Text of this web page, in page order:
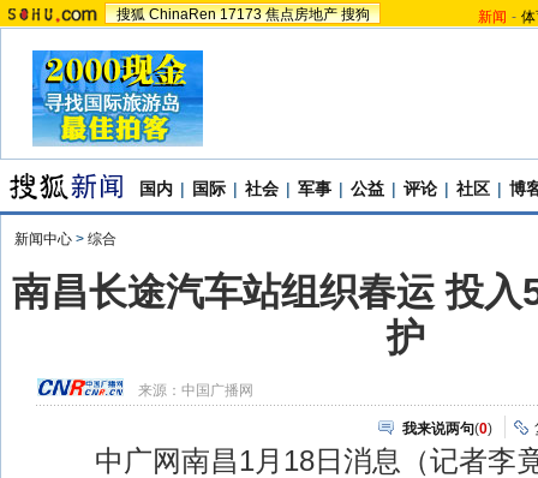
搜狐 ChinaRen 17173 焦点房地产 搜狗 新闻 -
国内 | 国际 | 社会 | 军事 | 公益 | 评论 | 社区 | 博
新闻中心 > 综合
南昌长途汽车站组织春运 投入
护
来源： 中国广播网
我来说两句(0)
中广网南昌1月18日消息（记者李